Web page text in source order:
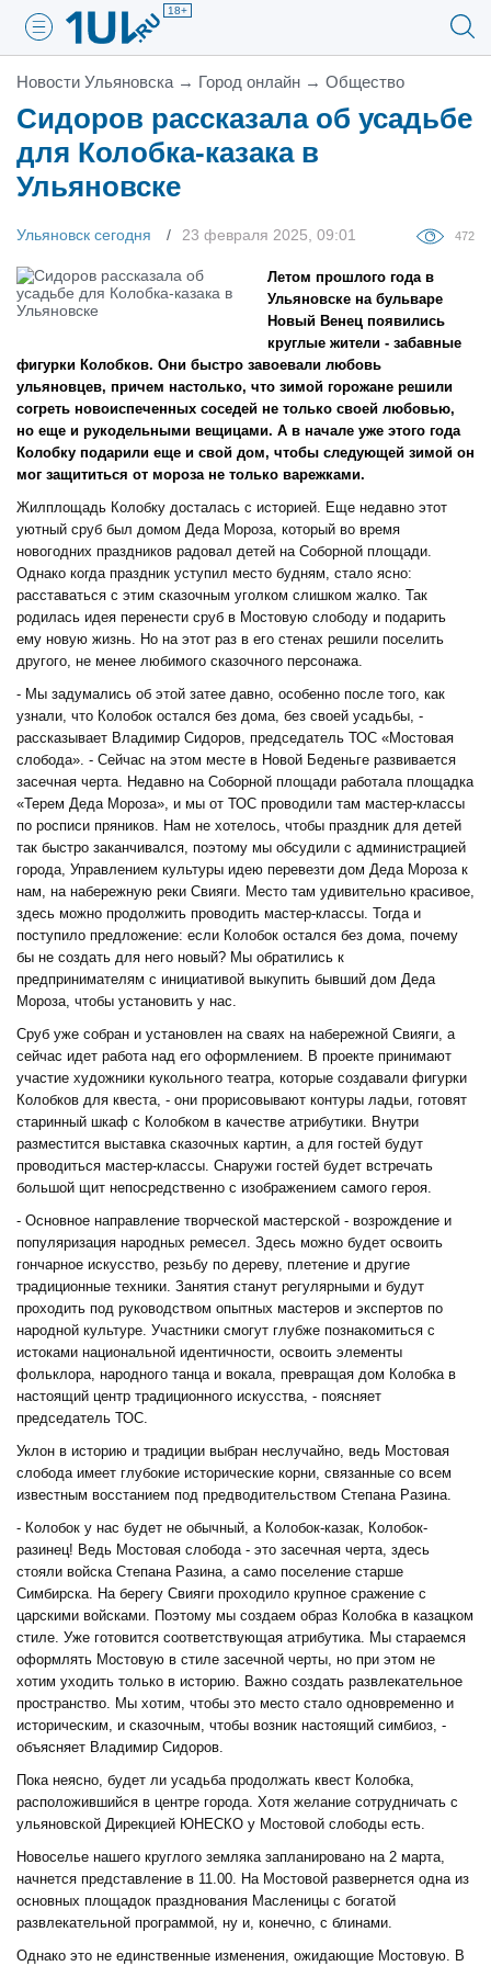
18+
Новости Ульяновска → Город онлайн → Общество
Сидоров рассказала об усадьбе
для Колобка-казака в
Ульяновске
Ульяновск сегодня 23 февраля 2025, 09:01 472
Летом прошлого года в
Ульяновске на бульваре
Новый Венец появились
круглые жители - забавные
фигурки Колобков. Они быстро завоевали любовь
ульяновцев, причем настолько, что зимой горожане решили
согреть новоиспеченных соседей не только своей любовью,
но еще и рукодельными вещицами. А в начале уже этого года
Колобку подарили еще и свой дом, чтобы следующей зимой он
мог защититься от мороза не только варежками.
Жилплощадь Колобку досталась с историей. Еще недавно этот
уютный сруб был домом Деда Мороза, который во время
новогодних праздников радовал детей на Соборной площади.
Однако когда праздник уступил место будням, стало ясно:
расставаться с этим сказочным уголком слишком жалко. Так
родилась идея перенести сруб в Мостовую слободу и подарить
ему новую жизнь. Но на этот раз в его стенах решили поселить
другого, не менее любимого сказочного персонажа.
- Мы задумались об этой затее давно, особенно после того, как
узнали, что Колобок остался без дома, без своей усадьбы, -
рассказывает Владимир Сидоров, председатель ТОС «Мостовая
слобода». - Сейчас на этом месте в Новой Беденьге развивается
засечная черта. Недавно на Соборной площади работала площадка
«Терем Деда Мороза», и мы от ТОС проводили там мастер-классы
по росписи пряников. Нам не хотелось, чтобы праздник для детей
так быстро заканчивался, поэтому мы обсудили с администрацией
города, Управлением культуры идею перевезти дом Деда Мороза к
нам, на набережную реки Свияги. Место там удивительно красивое,
здесь можно продолжить проводить мастер-классы. Тогда и
поступило предложение: если Колобок остался без дома, почему
бы не создать для него новый? Мы обратились к
предпринимателям с инициативой выкупить бывший дом Деда
Мороза, чтобы установить у нас.
Сруб уже собран и установлен на сваях на набережной Свияги, а
сейчас идет работа над его оформлением. В проекте принимают
участие художники кукольного театра, которые создавали фигурки
Колобков для квеста, - они прорисовывают контуры ладьи, готовят
старинный шкаф с Колобком в качестве атрибутики. Внутри
разместится выставка сказочных картин, а для гостей будут
проводиться мастер-классы. Снаружи гостей будет встречать
большой щит непосредственно с изображением самого героя.
- Основное направление творческой мастерской - возрождение и
популяризация народных ремесел. Здесь можно будет освоить
гончарное искусство, резьбу по дереву, плетение и другие
традиционные техники. Занятия станут регулярными и будут
проходить под руководством опытных мастеров и экспертов по
народной культуре. Участники смогут глубже познакомиться с
истоками национальной идентичности, освоить элементы
фольклора, народного танца и вокала, превращая дом Колобка в
настоящий центр традиционного искусства, - поясняет
председатель ТОС.
Уклон в историю и традиции выбран неслучайно, ведь Мостовая
слобода имеет глубокие исторические корни, связанные со всем
известным восстанием под предводительством Степана Разина.
- Колобок у нас будет не обычный, а Колобок-казак, Колобок-
разинец! Ведь Мостовая слобода - это засечная черта, здесь
стояли войска Степана Разина, а само поселение старше
Симбирска. На берегу Свияги проходило крупное сражение с
царскими войсками. Поэтому мы создаем образ Колобка в казацком
стиле. Уже готовится соответствующая атрибутика. Мы стараемся
оформлять Мостовую в стиле засечной черты, но при этом не
хотим уходить только в историю. Важно создать развлекательное
пространство. Мы хотим, чтобы это место стало одновременно и
историческим, и сказочным, чтобы возник настоящий симбиоз, -
объясняет Владимир Сидоров.
Пока неясно, будет ли усадьба продолжать квест Колобка,
расположившийся в центре города. Хотя желание сотрудничать с
ульяновской Дирекцией ЮНЕСКО у Мостовой слободы есть.
Новоселье нашего круглого земляка запланировано на 2 марта,
начнется представление в 11.00. На Мостовой развернется одна из
основных площадок празднования Масленицы с богатой
развлекательной программой, ну и, конечно, с блинами.
Однако это не единственные изменения, ожидающие Мостовую. В